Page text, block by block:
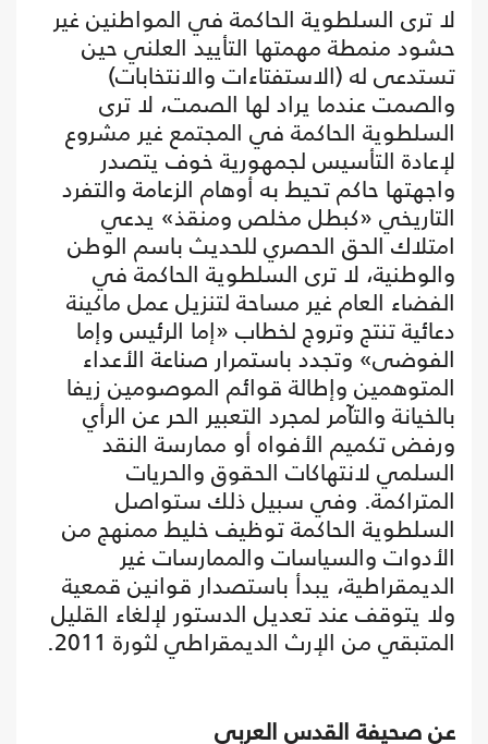
لا ترى السلطوية الحاكمة في المواطنين غير
حشود منمطة مهمتها التأييد العلني حين
تستدعى له (الاستفتاءات والانتخابات)
والصمت عندما يراد لها الصمت، لا ترى
السلطوية الحاكمة في المجتمع غير مشروع
لإعادة التأسيس لجمهورية خوف يتصدر
واجهتها حاكم تحيط به أوهام الزعامة والتفرد
التاريخي «كبطل مخلص ومنقذ» يدعي
امتلاك الحق الحصري للحديث باسم الوطن
والوطنية، لا ترى السلطوية الحاكمة في
الفضاء العام غير مساحة لتنزيل عمل ماكينة
دعائية تنتج وتروج لخطاب «إما الرئيس وإما
الفوضى» وتجدد باستمرار صناعة الأعداء
المتوهمين وإطالة قوائم الموصومين زيفا
بالخيانة والتآمر لمجرد التعبير الحر عن الرأي
ورفض تكميم الأفواه أو ممارسة النقد
السلمي لانتهاكات الحقوق والحريات
المتراكمة. وفي سبيل ذلك ستواصل
السلطوية الحاكمة توظيف خليط ممنهج من
الأدوات والسياسات والممارسات غير
الديمقراطية، يبدأ باستصدار قوانين قمعية
ولا يتوقف عند تعديل الدستور لإلغاء القليل
المتبقي من الإرث الديمقراطي لثورة 2011.
عن صحيفة القدس العربي